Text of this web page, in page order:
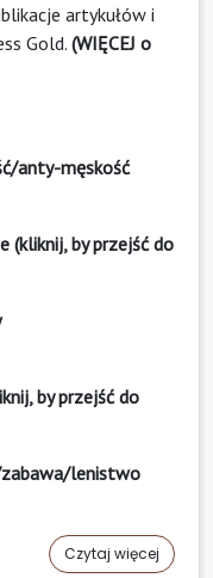
artykułów i
Gold. (WIĘCEJ o
anty-męskość
(kliknij, by przejść do
by przejść do
lenistwo
Czytaj więcej